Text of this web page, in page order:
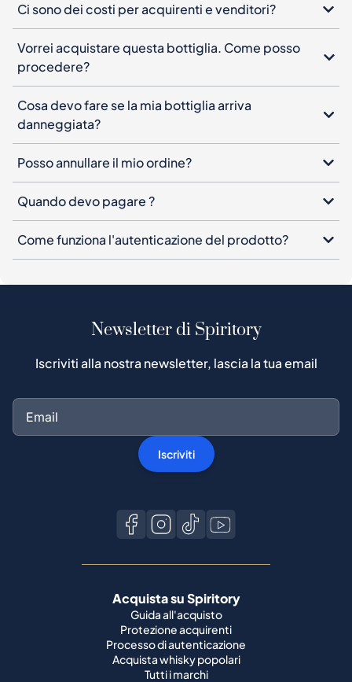
Ci sono dei costi per acquirenti e venditori?
Vorrei acquistare questa bottiglia. Come posso
procedere?
Cosa devo fare se la mia bottiglia arriva
danneggiata?
Posso annullare il mio ordine?
Quando devo pagare ?
Come funziona l'autenticazione del prodotto?
Newsletter di Spiritory
Iscriviti alla nostra newsletter, lascia la tua email
Iscriviti
Acquista su Spiritory
Guida all'acquisto
Protezione acquirenti
Processo di autenticazione
Acquista whisky popolari
Tutti i marchi